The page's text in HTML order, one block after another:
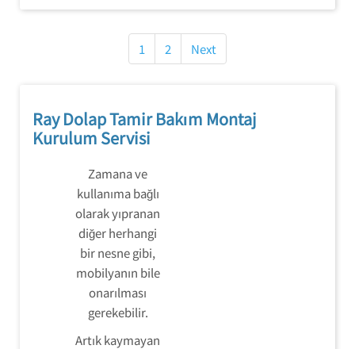
1 2 Next
Ray Dolap Tamir Bakım Montaj
Kurulum Servisi
Zamana ve
kullanıma bağlı
olarak yıpranan
diğer herhangi
bir nesne gibi,
mobilyanın bile
onarılması
gerekebilir.
Artık kaymayan